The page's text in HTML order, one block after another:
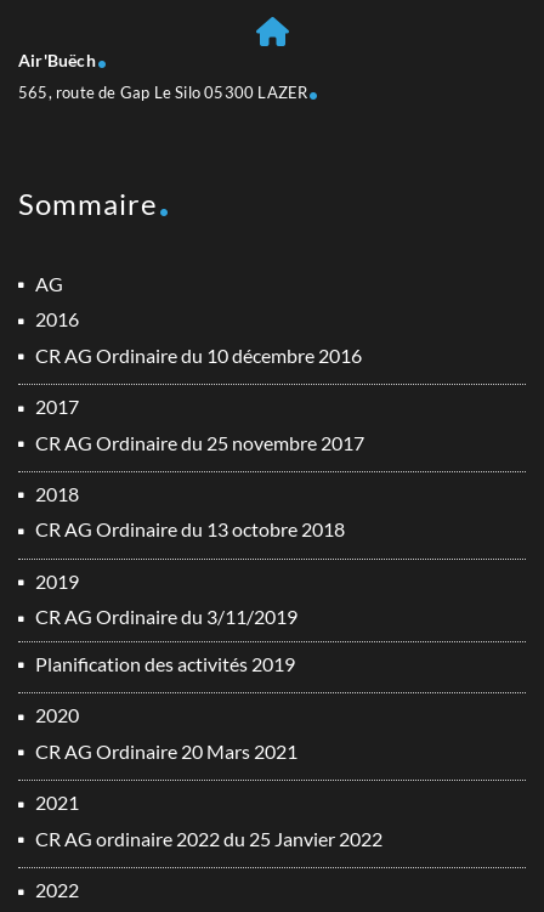
Air'Buëch
565, route de Gap Le Silo 05300 LAZER
Sommaire
AG
2016
CR AG Ordinaire du 10 décembre 2016
2017
CR AG Ordinaire du 25 novembre 2017
2018
CR AG Ordinaire du 13 octobre 2018
2019
CR AG Ordinaire du 3/11/2019
Planification des activités 2019
2020
CR AG Ordinaire 20 Mars 2021
2021
CR AG ordinaire 2022 du 25 Janvier 2022
2022